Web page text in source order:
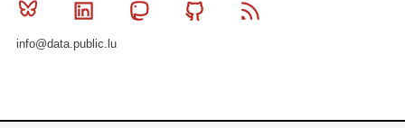
Bluesky Linkedin MastodonGithub
info@data.public.lu